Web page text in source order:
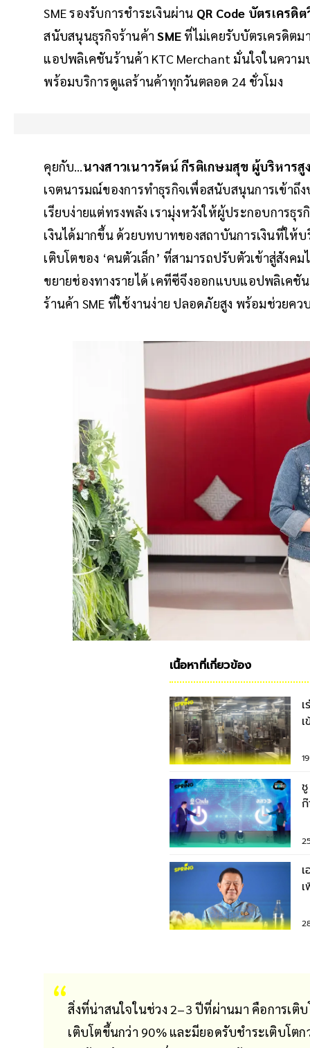
SME รองรับการชำระเงินผ่าน QR Code บัตรเครดิ
สนับสนุนธุรกิจร้านค้าSME ที่ไม่เคยรับบัตรเครดิตม
แอปพลิเคชันร้านค้า KTC Merchant มั่นใจในควา
พร้อมบริการดูแลร้านค้าทุกวันตลอด 24 ชั่วโมง
คุยกับ…นางสาวเนาวรัตน์ กีรติเกษมสุข ผู้บริหาร
เจตนารมณ์ของการทำธุรกิจเพื่อสนับสนุนการเข้าถึ
เรียบง่ายแต่ทรงพลัง เรามุ่งหวังให้ผู้ประกอบการธุ
เงินได้มากขึ้น ด้วยบทบาทของสถาบันการเงินที่ให้
เติบโตของ ‘คนตัวเล็ก’ ที่สามารถปรับตัวเข้าสู่สังค
ขยายช่องทางรายได้ เคทีซีจึงออกแบบแอปพลิเคชั
ร้านค้า SME ที่ใช้งานง่าย ปลอดภัยสูง พร้อมช่วย
เนื้อหาที่เกี่ยวข้อง
สิ่งที่น่าสนใจในช่วง 2–3 ปีที่ผ่านมา คือการเติ
เติบโตขึ้นกว่า 90% และมียอดรับชำระเติบโต